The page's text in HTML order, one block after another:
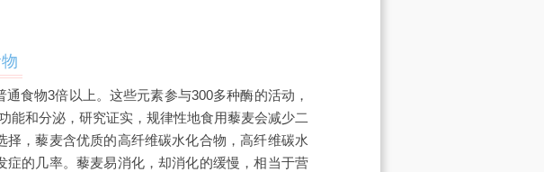
食物3倍以上。这些元素参与300多种酶的活动，
能和分泌，研究证实，规律性地食用藜麦会减少二
，藜麦含优质的高纤维碳水化合物，高纤维碳水
的几率。藜麦易消化，却消化的缓慢，相当于营